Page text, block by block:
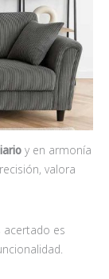
y en armonía
valora
acertado es